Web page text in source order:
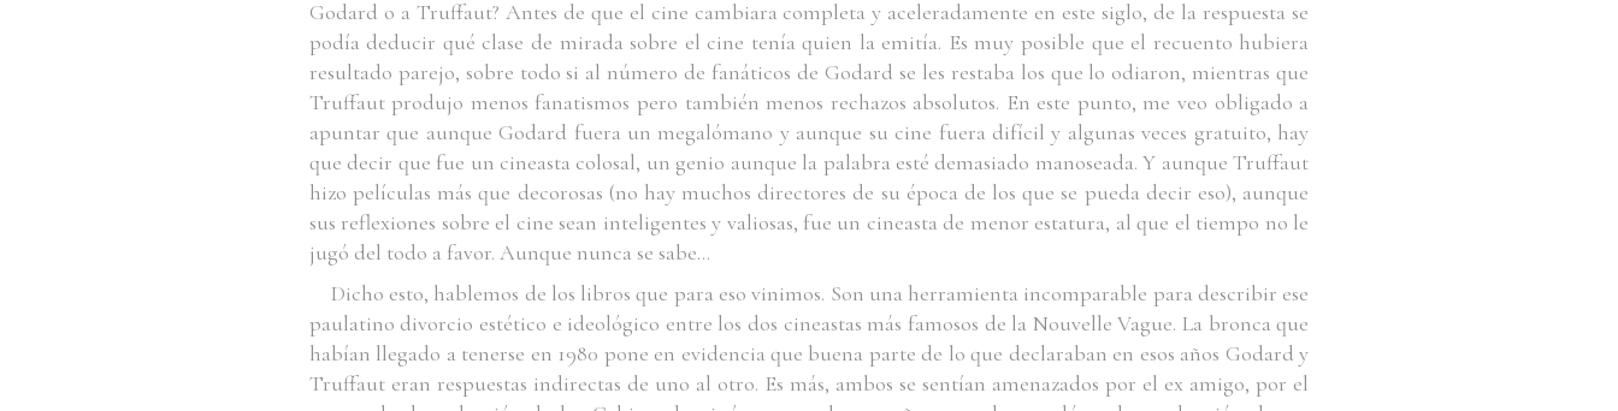
Godard o a Truffaut? Antes de que el cine cambiara completa y aceleradamente en este siglo, de la respuesta se
podía deducir qué clase de mirada sobre el cine tenía quien la emitía. Es muy posible que el recuento hubiera
resultado parejo, sobre todo si al número de fanáticos de Godard se les restaba los que lo odiaron, mientras que
Truffaut produjo menos fanatismos pero también menos rechazos absolutos. En este punto, me veo obligado a
apuntar que aunque Godard fuera un megalómano y aunque su cine fuera difícil y algunas veces gratuito, hay
que decir que fue un cineasta colosal, un genio aunque la palabra esté demasiado manoseada. Y aunque Truffaut
hizo películas más que decorosas (no hay muchos directores de su época de los que se pueda decir eso), aunque
sus reflexiones sobre el cine sean inteligentes y valiosas, fue un cineasta de menor estatura, al que el tiempo no le
jugó del todo a favor. Aunque nunca se sabe…
Dicho esto, hablemos de los libros que para eso vinimos. Son una herramienta incomparable para describir ese
paulatino divorcio estético e ideológico entre los dos cineastas más famosos de la Nouvelle Vague. La bronca que
habían llegado a tenerse en 1980 pone en evidencia que buena parte de lo que declaraban en esos años Godard y
Truffaut eran respuestas indirectas de uno al otro. Es más, ambos se sentían amenazados por el ex amigo, por el